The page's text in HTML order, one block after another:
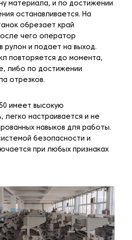
материала, и по достижении
останавливается. На
обрезает край
чего оператор
рулон и подает на выход.
повторяется до момента,
либо по достижении
отрезков.
имеет высокую
легко настраивается и не
навыков для работы.
безопасности и
при любых признаках